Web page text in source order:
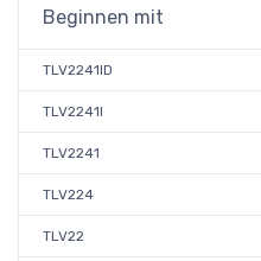
Beginnen mit
TLV2241ID
TLV2241I
TLV2241
TLV224
TLV22